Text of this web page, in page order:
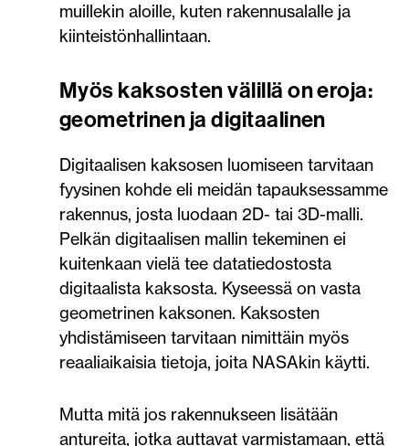
muillekin aloille, kuten rakennusalalle ja
kiinteistönhallintaan.
Myös kaksosten välillä on eroja:
geometrinen ja digitaalinen
Digitaalisen kaksosen luomiseen tarvitaan
fyysinen kohde eli meidän tapauksessamme
rakennus, josta luodaan 2D- tai 3D-malli.
Pelkän digitaalisen mallin tekeminen ei
kuitenkaan vielä tee datatiedostosta
digitaalista kaksosta. Kyseessä on vasta
geometrinen kaksonen. Kaksosten
yhdistämiseen tarvitaan nimittäin myös
reaaliaikaisia tietoja, joita NASAkin käytti.
Mutta mitä jos rakennukseen lisätään
antureita, jotka auttavat varmistamaan, että